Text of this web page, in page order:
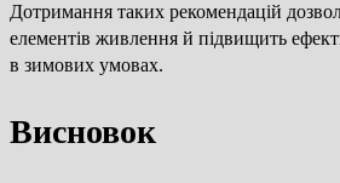
Дотримання таких рекомендацій
елементів живлення й підвищить
в зимових умовах.
Висновок